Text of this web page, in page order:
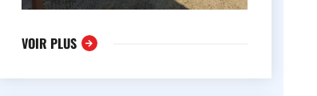
VOIR PLUS